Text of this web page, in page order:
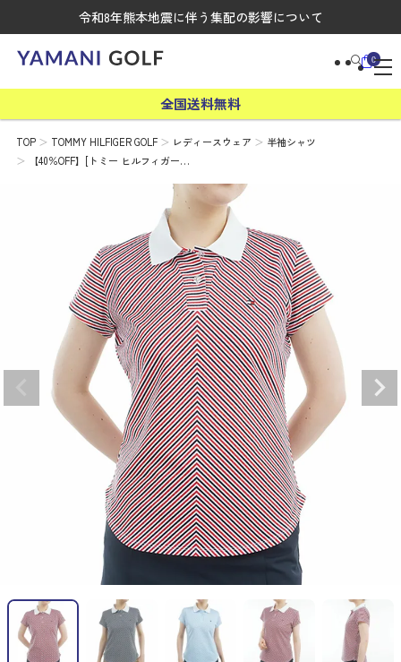
令和8年熊本地震に伴う集配の影響について
0
全国送料無料
TOP TOMMY HILFIGER GOLF レディースウェア
半袖シャツ
【40％OFF】[トミー ヒルフィガー…